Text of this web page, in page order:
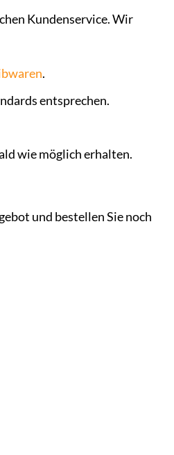
Kundenservice. Wir
.
entsprechen.
wie möglich erhalten.
und bestellen Sie noch